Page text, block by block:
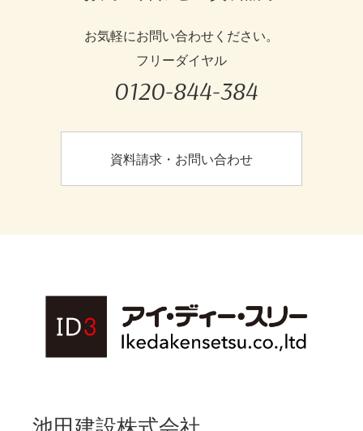
お気軽にお問い合わせください。
フリーダイヤル
0120-844-384
資料請求・お問い合わせ
池田建設株式会社